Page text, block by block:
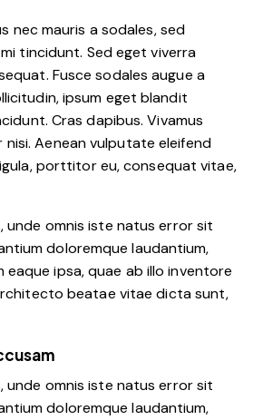
nec mauris a sodales, sed
tincidunt. Sed eget viverra
Fusce sodales augue a
ipsum eget blandit
Cras dapibus. Vivamus
nisi. Aenean vulputate eleifend
porttitor eu, consequat vitae,
unde omnis iste natus error sit
doloremque laudantium,
eaque ipsa, quae ab illo inventore
beatae vitae dicta sunt,
unde omnis iste natus error sit
doloremque laudantium,